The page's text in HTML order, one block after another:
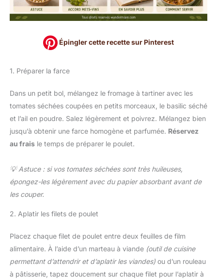
Épingler cette recette sur Pinterest
1. Préparer la farce
Dans un petit bol, mélangez le fromage à tartiner avec les
tomates séchées coupées en petits morceaux, le basilic séché
et l’ail en poudre. Salez légèrement et poivrez. Mélangez bien
jusqu’à obtenir une farce homogène et parfumée. Réservez
au frais le temps de préparer le poulet.
💡 Astuce : si vos tomates séchées sont très huileuses,
épongez-les légèrement avec du papier absorbant avant de
les couper.
2. Aplatir les filets de poulet
Placez chaque filet de poulet entre deux feuilles de film
alimentaire. À l’aide d’un marteau à viande (outil de cuisine
permettant d’attendrir et d’aplatir les viandes) ou d’un rouleau
à pâtisserie, tapez doucement sur chaque filet pour l’aplatir à